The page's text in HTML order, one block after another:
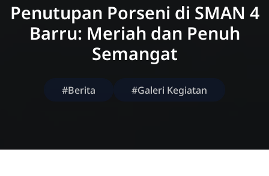
Penutupan Porseni di SMAN 4
Barru: Meriah dan Penuh
Semangat
#Berita #Galeri Kegiatan